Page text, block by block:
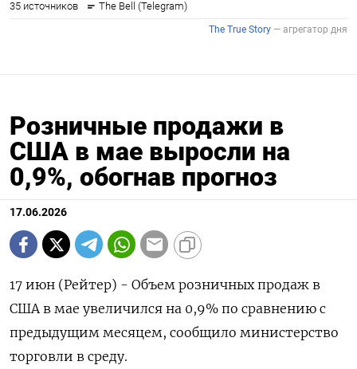
Розничные продажи в
США в мае выросли на
0,9%, обогнав прогноз
17.06.2026
17 июн (Рейтер) - Объем розничных продаж ‌в
США в мае увеличился ​на ​0,9% ​по ⁠сравнению ‌с
предыдущим ‌месяцем, сообщило министерство
торговли в ​среду.